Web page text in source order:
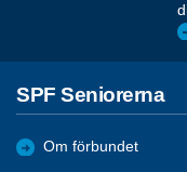
SPF Seniorerna
Om förbundet